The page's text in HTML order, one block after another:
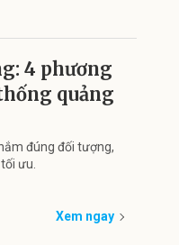
4 phương
quảng
đúng đối tượng,
ưu.
Xem ngay